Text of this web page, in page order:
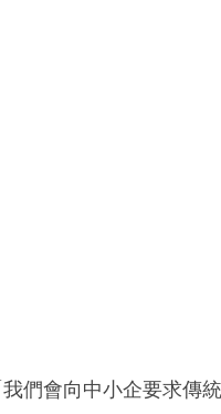
們會向中小企要求傳